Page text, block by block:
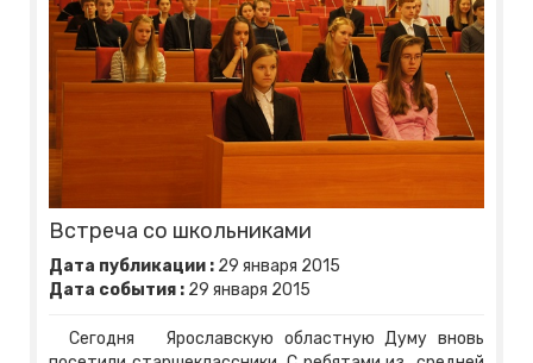
Встреча со школьниками
Дата публикации : 29 января 2015
Дата события : 29 января 2015
Сегодня Ярославскую областную Думу вновь